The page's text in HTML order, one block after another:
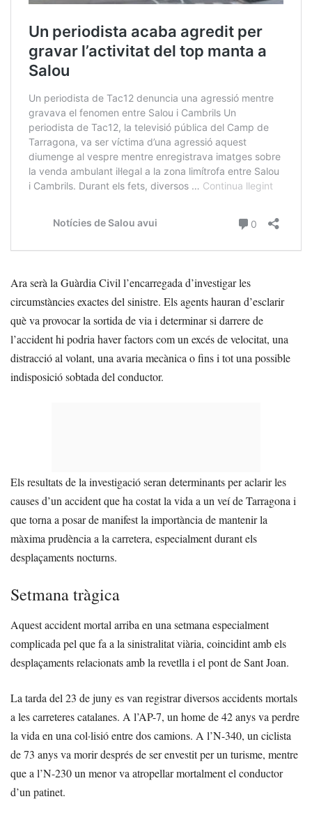
Ara serà la Guàrdia Civil l’encarregada d’investigar les
circumstàncies exactes del sinistre. Els agents hauran d’esclarir
què va provocar la sortida de via i determinar si darrere de
l’accident hi podria haver factors com un excés de velocitat, una
distracció al volant, una avaria mecànica o fins i tot una possible
indisposició sobtada del conductor.
Els resultats de la investigació seran determinants per aclarir les
causes d’un accident que ha costat la vida a un veí de Tarragona i
que torna a posar de manifest la importància de mantenir la
màxima prudència a la carretera, especialment durant els
desplaçaments nocturns.
Setmana tràgica
Aquest accident mortal arriba en una setmana especialment
complicada pel que fa a la sinistralitat viària, coincidint amb els
desplaçaments relacionats amb la revetlla i el pont de Sant Joan.
La tarda del 23 de juny es van registrar diversos accidents mortals
a les carreteres catalanes. A l’AP-7, un home de 42 anys va perdre
la vida en una col·lisió entre dos camions. A l’N-340, un ciclista
de 73 anys va morir després de ser envestit per un turisme, mentre
que a l’N-230 un menor va atropellar mortalment el conductor
d’un patinet.